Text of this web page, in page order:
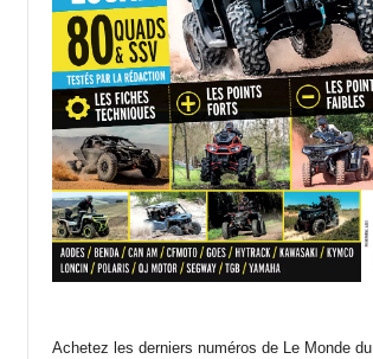
Achetez les derniers numéros de Le Monde du